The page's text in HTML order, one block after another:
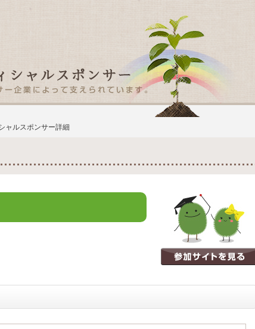
ルスポンサー詳細